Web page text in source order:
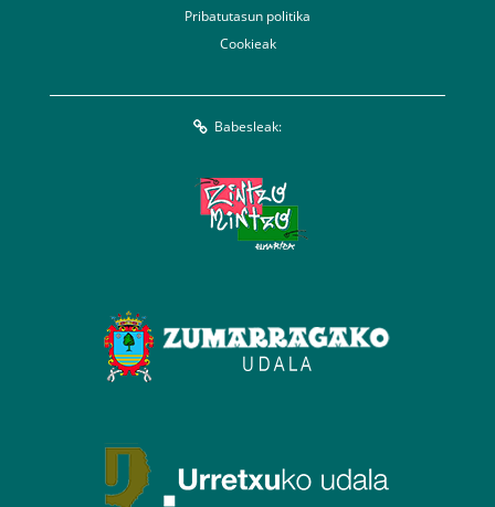
Pribatutasun politika
Cookieak
Babesleak: